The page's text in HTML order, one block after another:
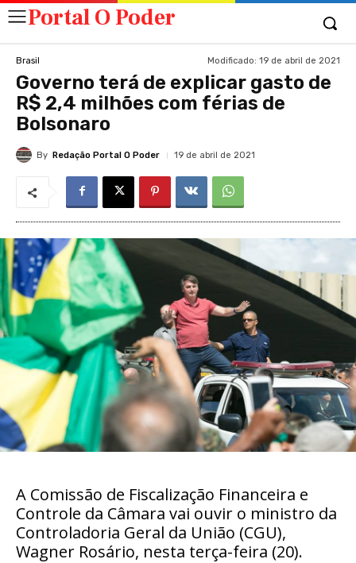
Portal O Poder
Brasil Modificado: 19 de abril de 2021
Governo terá de explicar gasto de
R$ 2,4 milhões com férias de
Bolsonaro
By Redação Portal O Poder 19 de abril de 2021
A Comissão de Fiscalização Financeira e
Controle da Câmara vai ouvir o ministro da
Controladoria Geral da União (CGU),
Wagner Rosário, nesta terça-feira (20).